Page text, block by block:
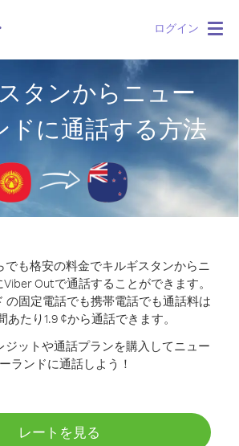
ログイン
タンからニュー
ドに通話する方法
でも格安の料金でキルギスタンからニ
Outで通話することができます。
の固定電話でも携帯電話でも通話料は
あたり1.9 ¢から通話できます。
ジットや通話プランを購入してニュー
ランドに通話しよう！
レートを見る